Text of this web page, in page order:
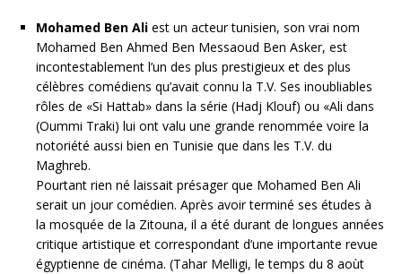
Mohamed Ben Ali est un acteur tunisien, son vrai nom
Mohamed Ben Ahmed Ben Messaoud Ben Asker, est
incontestablement l’un des plus prestigieux et des plus
célèbres comédiens qu’avait connu la T.V. Ses inoubliables
rôles de «Si Hattab» dans la série (Hadj Klouf) ou «Ali dans
(Oummi Traki) lui ont valu une grande renommée voire la
notoriété aussi bien en Tunisie que dans les T.V. du
Maghreb.
Pourtant rien né laissait présager que Mohamed Ben Ali
serait un jour comédien. Après avoir terminé ses études à
la mosquée de la Zitouna, il a été durant de longues années
critique artistique et correspondant d’une importante revue
égyptienne de cinéma. (Tahar Melligi, le temps du 8 aoùt